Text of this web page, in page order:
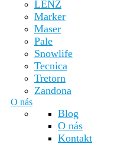
LENZ
Marker
Maser
Pale
Snowlife
Tecnica
Tretorn
Zandona
O nás
Blog
O nás
Kontakt